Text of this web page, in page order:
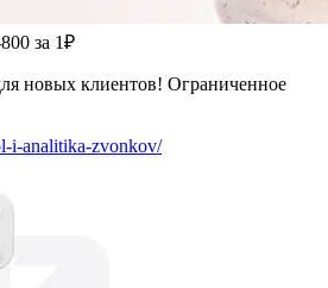
за 1₽
новых клиентов! Ограниченное
i-analitika-zvonkov/